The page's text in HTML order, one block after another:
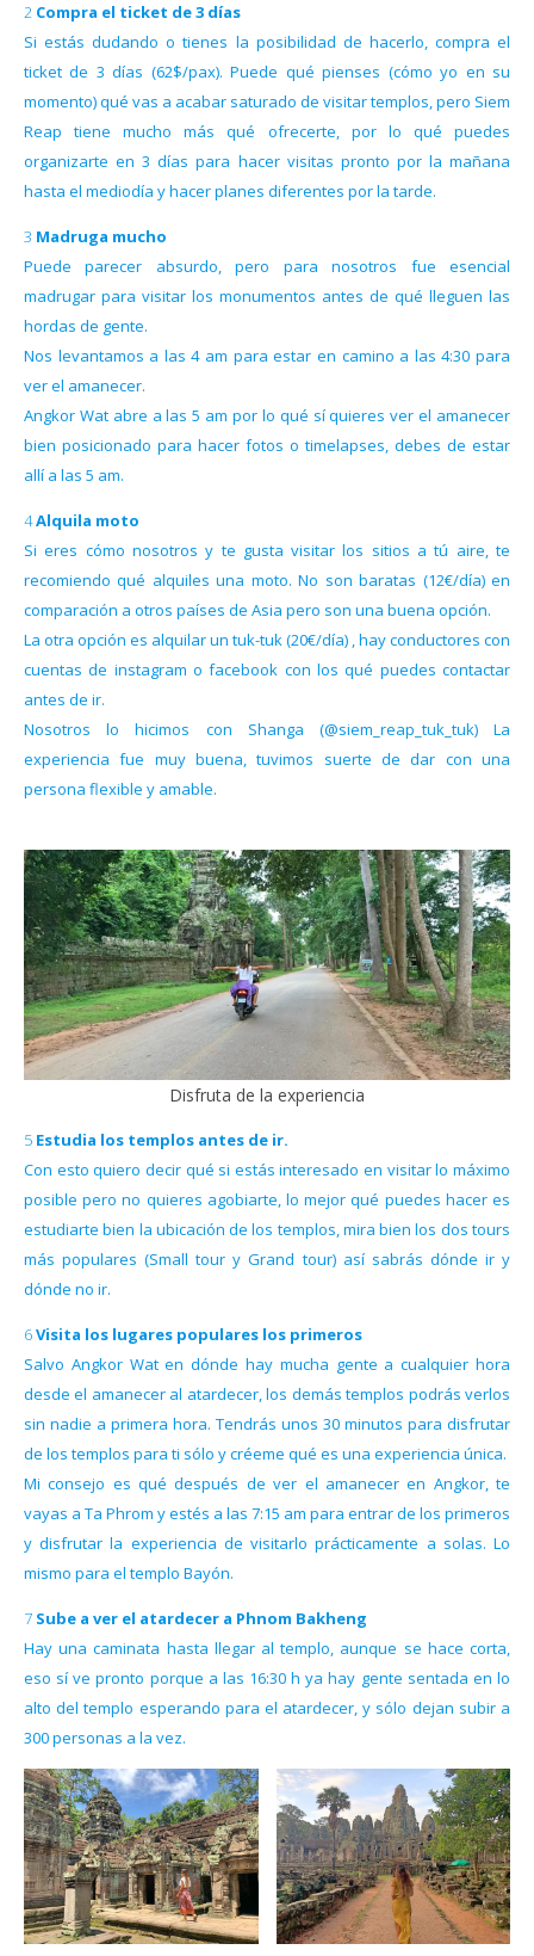
2 Compra el ticket de 3 días
Si estás dudando o tienes la posibilidad de hacerlo, compra el
ticket de 3 días (62$/pax). Puede qué pienses (cómo yo en su
momento) qué vas a acabar saturado de visitar templos, pero Siem
Reap tiene mucho más qué ofrecerte, por lo qué puedes
organizarte en 3 días para hacer visitas pronto por la mañana
hasta el mediodía y hacer planes diferentes por la tarde.
3 Madruga mucho
Puede parecer absurdo, pero para nosotros fue esencial
madrugar para visitar los monumentos antes de qué lleguen las
hordas de gente.
Nos levantamos a las 4 am para estar en camino a las 4:30 para
ver el amanecer.
Angkor Wat abre a las 5 am por lo qué sí quieres ver el amanecer
bien posicionado para hacer fotos o timelapses, debes de estar
allí a las 5 am.
4 Alquila moto
Si eres cómo nosotros y te gusta visitar los sitios a tú aire, te
recomiendo qué alquiles una moto. No son baratas (12€/día) en
comparación a otros países de Asia pero son una buena opción.
La otra opción es alquilar un tuk-tuk (20€/día) , hay conductores con
cuentas de instagram o facebook con los qué puedes contactar
antes de ir.
Nosotros lo hicimos con Shanga (@siem_reap_tuk_tuk) La
experiencia fue muy buena, tuvimos suerte de dar con una
persona flexible y amable.
Disfruta de la experiencia
5 Estudia los templos antes de ir.
Con esto quiero decir qué si estás interesado en visitar lo máximo
posible pero no quieres agobiarte, lo mejor qué puedes hacer es
estudiarte bien la ubicación de los templos, mira bien los dos tours
más populares (Small tour y Grand tour) así sabrás dónde ir y
dónde no ir.
6 Visita los lugares populares los primeros
Salvo Angkor Wat en dónde hay mucha gente a cualquier hora
desde el amanecer al atardecer, los demás templos podrás verlos
sin nadie a primera hora. Tendrás unos 30 minutos para disfrutar
de los templos para ti sólo y créeme qué es una experiencia única.
Mi consejo es qué después de ver el amanecer en Angkor, te
vayas a Ta Phrom y estés a las 7:15 am para entrar de los primeros
y disfrutar la experiencia de visitarlo prácticamente a solas. Lo
mismo para el templo Bayón.
7 Sube a ver el atardecer a Phnom Bakheng
Hay una caminata hasta llegar al templo, aunque se hace corta,
eso sí ve pronto porque a las 16:30 h ya hay gente sentada en lo
alto del templo esperando para el atardecer, y sólo dejan subir a
300 personas a la vez.